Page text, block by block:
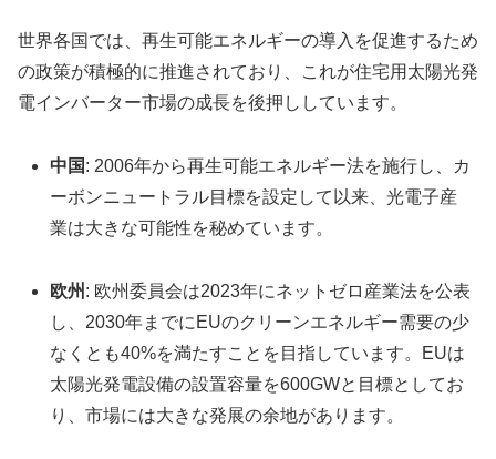
世界各国では、再生可能エネルギーの導入を促進するため
の政策が積極的に推進されており、これが住宅用太陽光発
電インバーター市場の成長を後押ししています。
中国: 2006年から再生可能エネルギー法を施行し、カ
ーボンニュートラル目標を設定して以来、光電子産
業は大きな可能性を秘めています。
欧州 : 欧州委員会は2023年にネットゼロ産業法を公表
し、2030年までにEUのクリーンエネルギー需要の少
なくとも40%を満たすことを目指しています。EUは
太陽光発電設備の設置容量を600GWと目標としてお
り、市場には大きな発展の余地があります。